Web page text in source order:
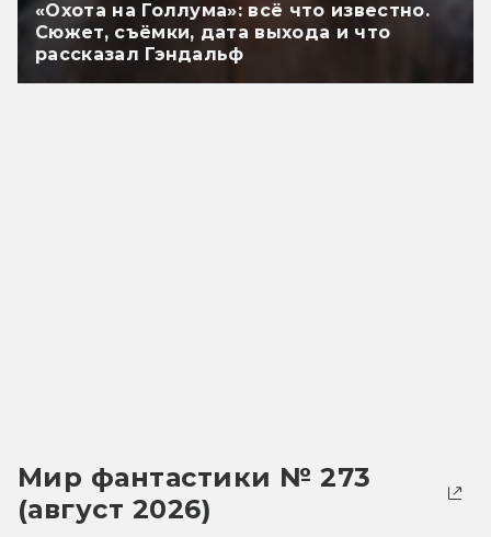
«Охота на Голлума»: всё что известно.
Сюжет, съёмки, дата выхода и что
рассказал Гэндальф
Мир фантастики № 273
(август 2026)